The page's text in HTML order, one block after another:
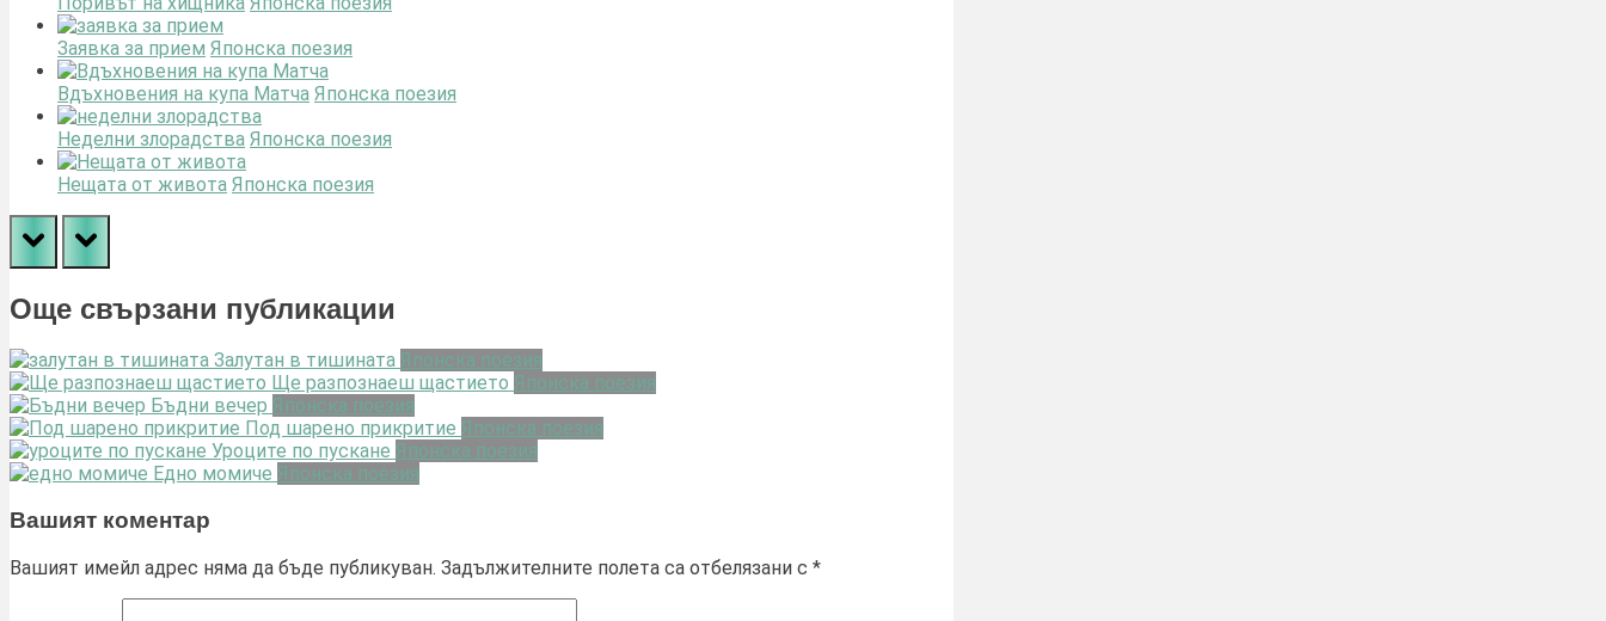
Заявка за прием Японска поезия
Вдъхновения на купа Матча Японска поезия
Неделни злорадства Японска поезия
Нещата от живота Японска поезия
prev next
Още свързани публикации
Залутан в тишината Японска поезия
Ще разпознаеш щастието Японска поезия
Бъдни вечер Японска поезия
Под шарено прикритие Японска поезия
Уроците по пускане Японска поезия
Едно момиче Японска поезия
Вашият коментар
Вашият имейл адрес няма да бъде публикуван. Задължителните полета са отбелязани с *